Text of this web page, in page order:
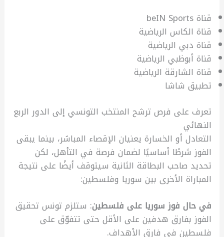
قناة beIN Sports
قناة الكاس الرياضية
قناة دبي الرياضية
قناة أبوظبي الرياضية
قناة الشارقة الرياضية
تطبيق شاشا
تعرف على فرص ترشح المنتخب التونسي إلى الدور الربع
النهائي
التعادل أو الخسارة يعنيان الإقصاء المباشر، بينما يبقى
الفوز شرطًا أساسيًا لضمان فرصة في التأهل، لكن
تحديد صاحب البطاقة الثانية سيتوقف أيضًا على نتيجة
المباراة الأخرى بين سوريا وفلسطين:
في حال فوز سوريا على فلسطين: ستلزم تونس تحقيق
الفوز بفارق هدفين على الأقل حتى تتفوّق على
فلسطين في فارق الأهداف.